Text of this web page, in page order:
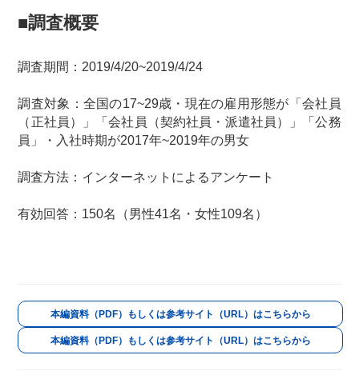
■調査概要
調査期間：2019/4/20~2019/4/24
調査対象：全国の17~29歳・現在の雇用形態が「会社員
（正社員）」「会社員（契約社員・派遣社員）」「公務
員」・入社時期が2017年~2019年の男女
調査方法：インターネットによるアンケート
有効回答：150名（男性41名・女性109名）
本編資料（PDF）もしくは参考サイト（URL）はこちらから
本編資料（PDF）もしくは参考サイト（URL）はこちらから